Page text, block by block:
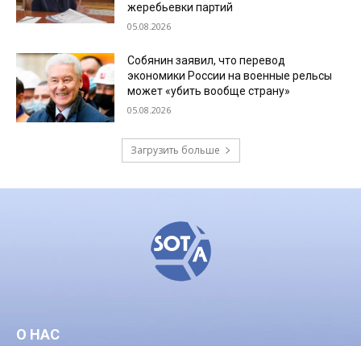
жеребьевки партий
05.08.2026
Собянин заявил, что перевод
экономики России на военные рельсы
может «убить вообще страну»
05.08.2026
Загрузить больше
О НАС